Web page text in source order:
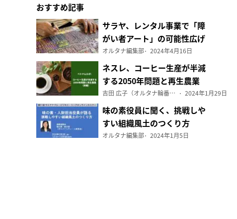
おすすめ記事
サラヤ、レンタル事業で「障
がい者アート」の可能性広げ
る
オルタナ編集部 2024年4月16日
ネスレ、コーヒー生産が半減
する2050年問題と再生農業
（前編）
吉田 広子（オルタナ輪番編集長） 2024年1月29日
味の素役員に聞く、挑戦しや
すい組織風土のつくり方
オルタナ編集部 2024年1月5日